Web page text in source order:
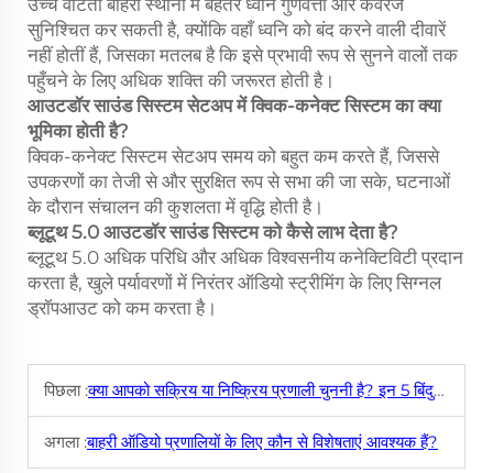
सुनिश्चित कर सकती है, क्योंकि वहाँ ध्वनि को बंद करने वाली दीवारें
नहीं होतीं हैं, जिसका मतलब है कि इसे प्रभावी रूप से सुनने वालों तक
पहुँचने के लिए अधिक शक्ति की जरूरत होती है।
आउटडॉर साउंड सिस्टम सेटअप में क्विक-कनेक्ट सिस्टम का क्या
भूमिका होती है?
क्विक-कनेक्ट सिस्टम सेटअप समय को बहुत कम करते हैं, जिससे
उपकरणों का तेजी से और सुरक्षित रूप से सभा की जा सके, घटनाओं
के दौरान संचालन की कुशलता में वृद्धि होती है।
ब्लूटूथ 5.0 आउटडॉर साउंड सिस्टम को कैसे लाभ देता है?
ब्लूटूथ 5.0 अधिक परिधि और अधिक विश्वसनीय कनेक्टिविटी प्रदान
करता है, खुले पर्यावरणों में निरंतर ऑडियो स्ट्रीमिंग के लिए सिग्नल
ड्रॉपआउट को कम करता है।
पिछला :क्या आपको सक्रिय या निष्क्रिय प्रणाली चुननी है? इन 5 बिंदुओं को पढ़ने के बाद फैसला करें।
अगला :बाहरी ऑडियो प्रणालियों के लिए कौन से विशेषताएं आवश्यक हैं?